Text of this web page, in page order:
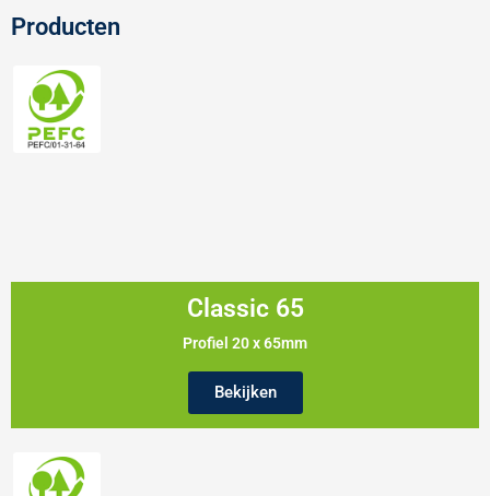
Producten
Classic 65
Profiel 20 x 65mm
Bekijken